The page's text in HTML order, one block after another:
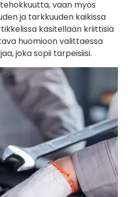
vaan myös
ja tarkkuuden kaikissa
käsitellään kriittisiä
huomioon valittaessa
joka sopii tarpeisiisi.